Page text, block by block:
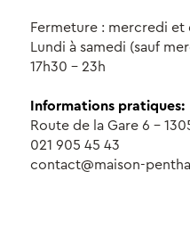
Fermeture : mercredi et
Lundi à samedi (sauf
17h30 - 23h
Informations pratiques:
Route de la Gare 6 -
021 905 45 43
contact@maison-